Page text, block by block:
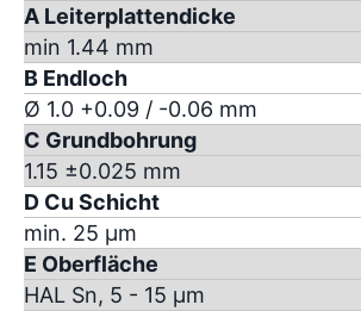
A Leiterplattendicke
min 1.44 mm
B Endloch
Ø 1.0 +0.09 / -0.06 mm
C Grundbohrung
1.15 ±0.025 mm
D Cu Schicht
min. 25 µm
E Oberfläche
HAL Sn, 5 - 15 µm